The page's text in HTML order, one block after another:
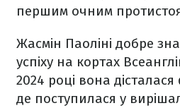
першим очним
Жасмін Паоліні добре
успіху на кортах
2024 році вона
де поступилася у